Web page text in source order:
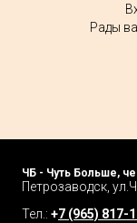
Рады
ЧБ - Чуть Больше,
Петрозаводск,
Тел.: +7 (965) 817-